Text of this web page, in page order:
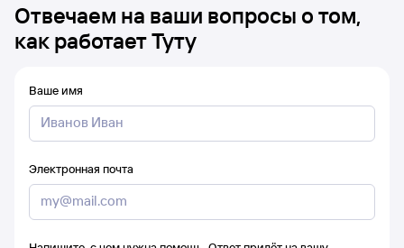
Отвечаем на ваши вопросы о том,
как работает Туту
Ваше имя
Электронная почта